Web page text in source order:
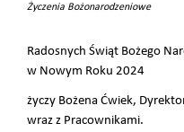
Życzenia Bożonarodzeniowe
Radosnych Świąt Bożego
w Nowym Roku 2024
życzy Bożena Ćwiek,
wraz z Pracownikami.